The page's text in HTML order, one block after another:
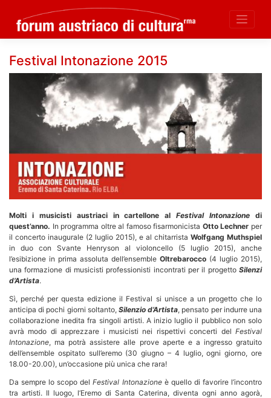
SkipFestival Intonazione 2015
Molti i musicisti austriaci in cartellone alFestival Intonazione di
quest’anno. In programma oltre al famoso fisarmonicista Otto Lechner per
il concerto inaugurale (2 luglio 2015), e al chitarrista Wolfgang Muthspiel
in duo con Svante Henryson al violoncello (5 luglio 2015), anche
l’esibizione in prima assoluta dell’ensemble Oltrebarocco (4 luglio 2015),
una formazione di musicisti professionisti incontrati per il progetto Silenzi
d’Artista.
Sì, perché per questa edizione il Festival si unisce a un progetto che lo
anticipa di pochi giorni soltanto, Silenzio d’Artista, pensato per indurre una
collaborazione inedita fra singoli artisti. A inizio luglio il pubblico non solo
avrà modo di apprezzare i musicisti nei rispettivi concerti del Festival
Intonazione, ma potrà assistere alle prove aperte e a ingresso gratuito
dell’ensemble ospitato sull’eremo (30 giugno – 4 luglio, ogni giorno, ore
18.00-20.00), un’occasione più unica che rara!
Da sempre lo scopo delFestival Intonazioneè quello di favorire l’incontro
tra artisti. Il luogo, l’Eremo di Santa Caterina, diventa ogni anno agorà,